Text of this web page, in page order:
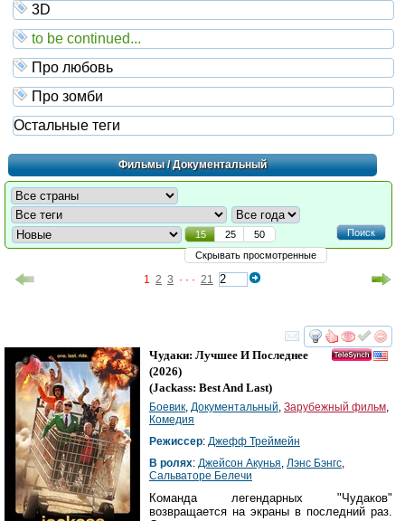
3D
to be continued...
Про любовь
Про зомби
Остальные теги
Фильмы/ Документальный
Поиск
15 25
50
Скрывать просмотренные
1 2 3 · · · 21
смотреть
Чудаки: Лучшее И Последнее
(2026)
(Jackass: Best And Last)
Боевик, Документальный, Зарубежный фильм,
Комедия
Режиссер: Джефф Треймейн
В ролях: Джейсон Акунья, Лэнс Бэнгс,
Сальваторе Белечи
Команда легендарных "Чудаков"
возвращается на экраны в последний раз.